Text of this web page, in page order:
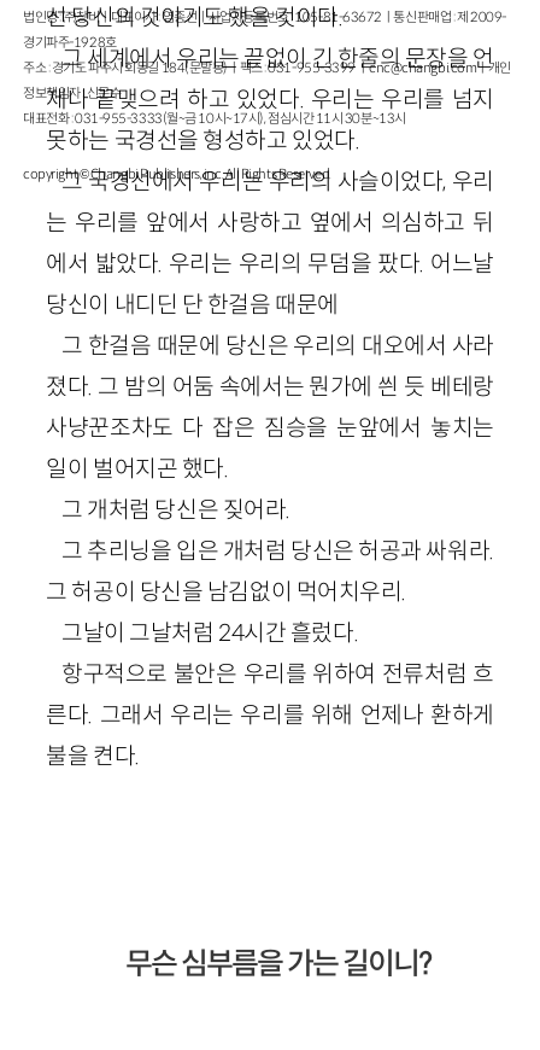
선 당신의 것이기도 했을 것이다.
그 세계에서 우리는 끝없이 긴 한줄의 문장을 언
제나 끝맺으려 하고 있었다. 우리는 우리를 넘지
못하는 국경선을 형성하고 있었다.
그 국경선에서 우리는 우리의 사슬이었다, 우리
는 우리를 앞에서 사랑하고 옆에서 의심하고 뒤
에서 밟았다. 우리는 우리의 무덤을 팠다. 어느날
당신이 내디딘 단 한걸음 때문에
그 한걸음 때문에 당신은 우리의 대오에서 사라
졌다. 그 밤의 어둠 속에서는 뭔가에 씐 듯 베테랑
사냥꾼조차도 다 잡은 짐승을 눈앞에서 놓치는
일이 벌어지곤 했다.
그 개처럼 당신은 짖어라.
그 추리닝을 입은 개처럼 당신은 허공과 싸워라.
그 허공이 당신을 남김없이 먹어치우리.
그날이 그날처럼 24시간 흘렀다.
항구적으로 불안은 우리를 위하여 전류처럼 흐
른다. 그래서 우리는 우리를 위해 언제나 환하게
불을 켠다.
무슨 심부름을 가는 길이니?
법인명 : ㈜창비ㅣ대표이사 : 염종선ㅣ사업자등록번호 : 105-81-63672ㅣ통신판매업 : 제 2009-
경기파주-1928호
주소 : 경기도 파주시 회동길 184(문발동)ㅣ팩스 : 031-955-3399 ㅣcnc@changbi.comㅣ개인
정보책임자 : 신문수
대표전화 : 031-955-3333(월~금 10시~17시), 점심시간 11시 30분~13시
copyright © Changbi Publishers, inc. All Rights Reserved.